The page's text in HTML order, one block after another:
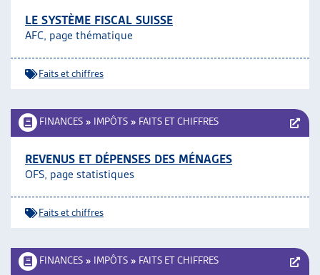
LE SYSTÈME FISCAL SUISSE
AFC, page thématique
Faits et chiffres
FINANCES » IMPÔTS » FAITS ET CHIFFRES
REVENUS ET DÉPENSES DES MÉNAGES
OFS, page statistiques
Faits et chiffres
FINANCES » IMPÔTS » FAITS ET CHIFFRES